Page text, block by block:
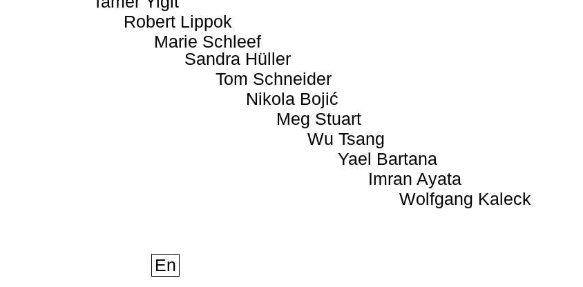
Robert Lippok
Marie Schleef
Sandra Hüller
Tom Schneider
Nikola Bojić
Meg Stuart
Wu Tsang
Yael Bartana
Imran Ayata
Wolfgang Kaleck
En